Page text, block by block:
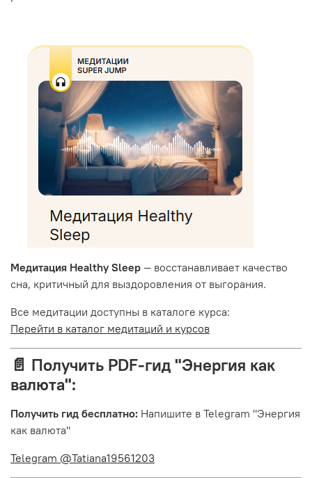
Медитация Healthy Sleep — восстанавливает качество
сна, критичный для выздоровления от выгорания.
Все медитации доступны в каталоге курса:
Перейти в каталог медитаций и курсов
📄 Получить PDF-гид "Энергия как
валюта":
Получить гид бесплатно: Напишите в Telegram "Энергия
как валюта"
Telegram @Tatiana19561203